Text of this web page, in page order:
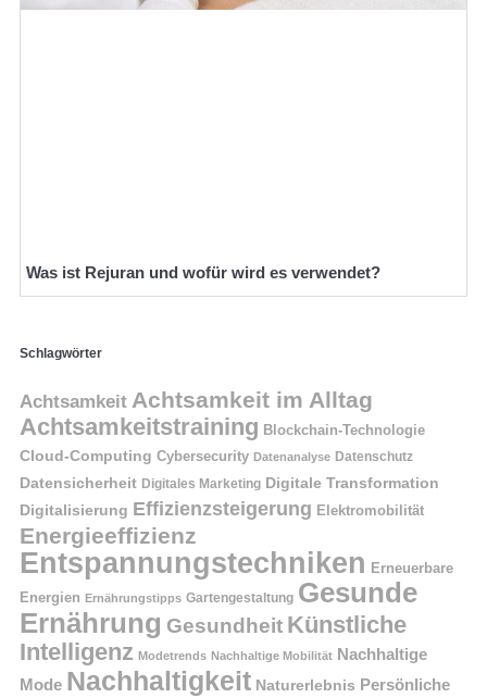
Was ist Rejuran und wofür wird es verwendet?
Schlagwörter
Achtsamkeit Achtsamkeit im Alltag
Achtsamkeitstraining Blockchain-Technologie
Cloud-Computing Cybersecurity Datenanalyse Datenschutz
Datensicherheit Digitales Marketing Digitale Transformation
Digitalisierung Effizienzsteigerung Elektromobilität
Energieeffizienz
Entspannungstechniken Erneuerbare
Energien Ernährungstipps Gartengestaltung Gesunde
Ernährung Gesundheit Künstliche
Intelligenz Modetrends Nachhaltige Mobilität Nachhaltige
Mode Nachhaltigkeit Naturerlebnis Persönliche